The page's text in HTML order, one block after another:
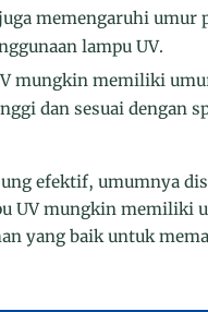
memengaruhi umur
lampu UV.
mungkin memiliki
dan sesuai dengan
efektif, umumnya
UV mungkin memiliki
yang baik untuk